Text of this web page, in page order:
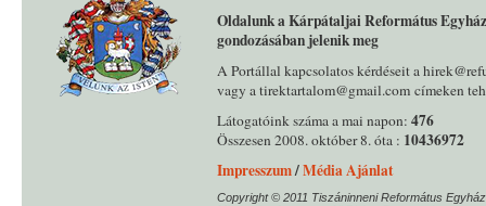
Oldalunk a Kárpátaljai Református
gondozásában jelenik meg
A Portállal kapcsolatos kérdéseit a
vagy a tirektartalom@gmail.com címeken
Látogatóink száma a mai napon: 476
Összesen 2008. október 8. óta : 10436972
Impresszum/Média Ajánlat
Copyright © 2011 Tiszáninneni Református